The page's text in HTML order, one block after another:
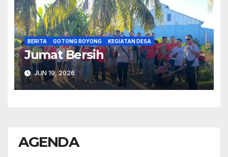
BERITA GOTONG ROYONG KEGIATAN DESA
Jumat Bersih
JUN 19, 2026
AGENDA